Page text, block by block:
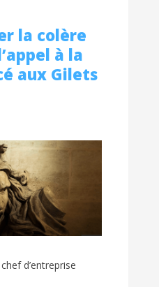
la colère
à la
aux Gilets
d’entreprise